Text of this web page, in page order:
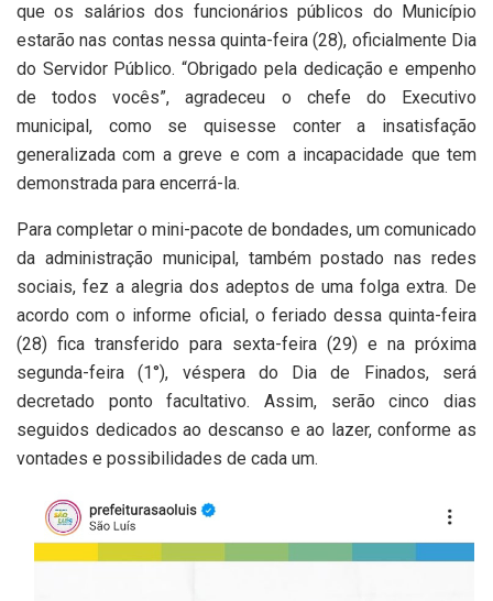
que os salários dos funcionários públicos do Município
estarão nas contas nessa quinta-feira (28), oficialmente Dia
do Servidor Público. “Obrigado pela dedicação e empenho
de todos vocês”, agradeceu o chefe do Executivo
municipal, como se quisesse conter a insatisfação
generalizada com a greve e com a incapacidade que tem
demonstrada para encerrá-la.
Para completar o mini-pacote de bondades, um comunicado
da administração municipal, também postado nas redes
sociais, fez a alegria dos adeptos de uma folga extra. De
acordo com o informe oficial, o feriado dessa quinta-feira
(28) fica transferido para sexta-feira (29) e na próxima
segunda-feira (1°), véspera do Dia de Finados, será
decretado ponto facultativo. Assim, serão cinco dias
seguidos dedicados ao descanso e ao lazer, conforme as
vontades e possibilidades de cada um.